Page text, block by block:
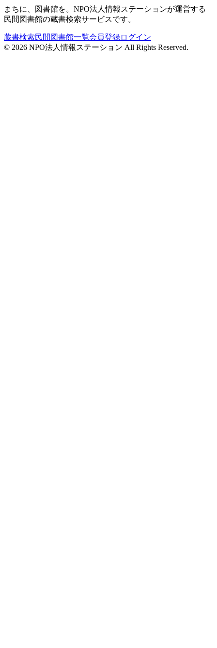
まちに、図書館を。NPO法人情報ステーションが運営する
民間図書館の蔵書検索サービスです。
蔵書検索民間図書館一覧会員登録ログイン
© 2026 NPO法人情報ステーション All Rights Reserved.